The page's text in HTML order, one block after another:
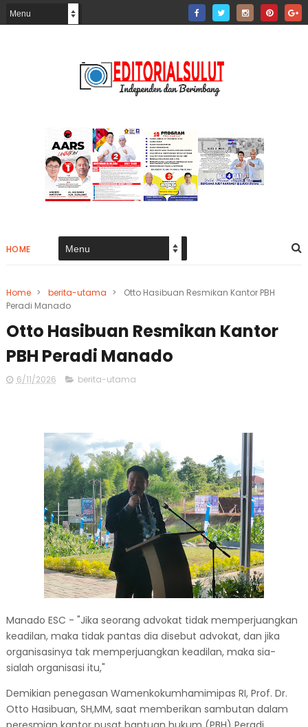
HOME
Home > berita-utama >
Otto Hasibuan Resmikan Kantor PBH
Peradi Manado
Otto Hasibuan Resmikan Kantor
PBH Peradi Manado
6/11/2026 berita-utama
Manado ESC - "Jika seorang advokat tidak memperjuangkan
keadilan, maka tidak pantas dia disebut advokat, dan jika
organisasinya tak memperjuangkan keadilan, maka sia-
sialah organisasi itu,"
Demikian penegasan Wamenkokumhamimipas RI, Prof. Dr.
Otto Hasibuan, SH,MM, saat memberikan sambutan dalam